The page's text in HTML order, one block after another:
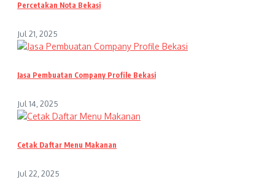
Percetakan Nota Bekasi
Jul 21, 2025
Jasa Pembuatan Company Profile Bekasi
Jul 14, 2025
Cetak Daftar Menu Makanan
Jul 22, 2025